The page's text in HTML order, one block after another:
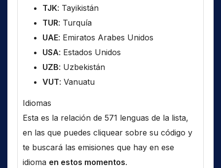
TJK: Tayikistán
TUR: Turquía
UAE: Emiratos Arabes Unidos
USA: Estados Unidos
UZB: Uzbekistán
VUT: Vanuatu
Idiomas
Esta es la relación de 571 lenguas de la lista,
en las que puedes cliquear sobre su código y
te buscará las emisiones que hay en ese
idioma en estos momentos.